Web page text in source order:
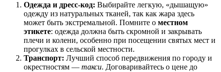
Одежда и дресс-код: Выбирайте легкую, «дышащую»
одежду из натуральных тканей, так как жара здесь
может быть экстремальной. Помните о местном
этикете: одежда должна быть скромной и закрывать
плечи и колени, особенно при посещении святых мест и
прогулках в сельской местности.
Транспорт: Лучший способ передвижения по городу и
окрестностям — такси. Договаривайтесь о цене до